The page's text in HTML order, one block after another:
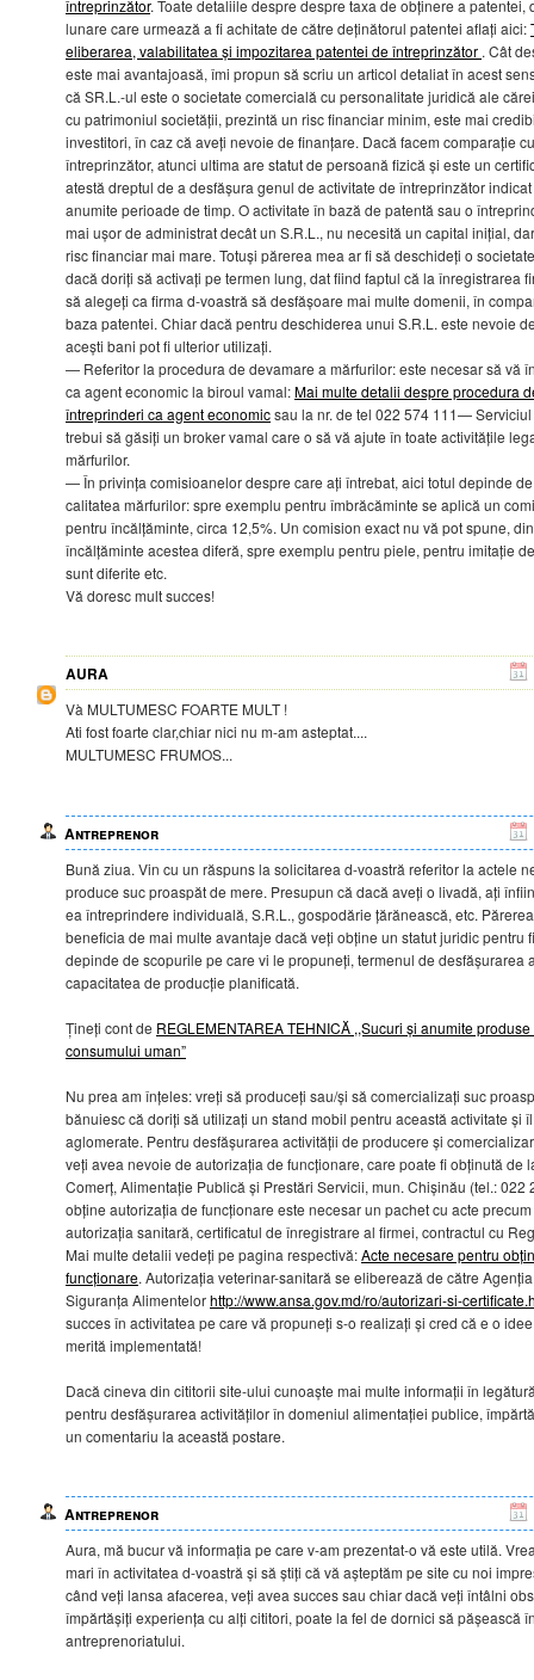
întreprinzător. Toate detaliile despre despre taxa de obținere a patentei,
lunare care urmează a fi achitate de către deținătorul patentei aflați aici:
eliberarea, valabilitatea și impozitarea patentei de întreprinzător . Cât
este mai avantajoasă, îmi propun să scriu un articol detaliat în acest
că SR.L.-ul este o societate comercială cu personalitate juridică ale
cu patrimoniul societății, prezintă un risc financiar minim, este mai
investitori, în caz că aveți nevoie de finanțare. Dacă facem comparație
întreprinzător, atunci ultima are statut de persoană fizică și este un
atestă dreptul de a desfășura genul de activitate de întreprinzător
anumite perioade de timp. O activitate în bază de patentă sau o
mai ușor de administrat decât un S.R.L., nu necesită un capital inițial,
risc financiar mai mare. Totuși părerea mea ar fi să deschideți o
dacă doriți să activați pe termen lung, dat fiind faptul că la înregistrarea
să alegeți ca firma d-voastră să desfășoare mai multe domenii, în
baza patentei. Chiar dacă pentru deschiderea unui S.R.L. este nevoie
acești bani pot fi ulterior utilizați.
— Referitor la procedura de devamare a mărfurilor: este necesar să vă
ca agent economic la biroul vamal:Mai multe detalii despre procedura
întreprinderi ca agent economicsau la nr. de tel 022 574 111— Serviciul
trebui să găsiți un broker vamal care o să vă ajute în toate activitățile
mărfurilor.
— În privința comisioanelor despre care ați întrebat, aici totul depinde
calitatea mărfurilor: spre exemplu pentru îmbrăcăminte se aplică un
pentru încălțăminte, circa 12,5%. Un comision exact nu vă pot spune,
încălțăminte acestea diferă, spre exemplu pentru piele, pentru imitație
sunt diferite etc.
Vă doresc mult succes!
AURA
Và MULTUMESC FOARTE MULT !
Ati fost foarte clar,chiar nici nu m-am asteptat....
MULTUMESC FRUMOS...
Antreprenor
Bună ziua. Vin cu un răspuns la solicitarea d-voastră referitor la actele
produce suc proaspăt de mere. Presupun că dacă aveți o livadă, ați
ea întreprindere individuală, S.R.L., gospodărie țărănească, etc.
beneficia de mai multe avantaje dacă veți obține un statut juridic pentru
depinde de scopurile pe care vi le propuneți, termenul de desfășurarea
capacitatea de producție planificată.
Țineți cont de REGLEMENTAREA TEHNICĂ ,,Sucuri și anumite
consumului uman”
Nu prea am înțeles: vreți să produceți sau/și să comercializați suc
bănuiesc că doriți să utilizați un stand mobil pentru această activitate și
aglomerate. Pentru desfășurarea activității de producere și
veți avea nevoie de autorizația de funcționare, care poate fi obținută de
Comerț, Alimentație Publică și Prestări Servicii, mun. Chișinău (tel.: 022
obține autorizația de funcționare este necesar un pachet cu acte
autorizația sanitară, certificatul de înregistrare al firmei, contractul cu
Mai multe detalii vedeți pe pagina respectivă:Acte necesare pentru
funcționare. Autorizația veterinar-sanitară se eliberează de către
Siguranța Alimentelorhttp://www.ansa.gov.md/ro/autorizari-si-
succes în activitatea pe care vă propuneți s-o realizați și cred că e o
merită implementată!
Dacă cineva din cititorii site-ului cunoaște mai multe informații în
pentru desfășurarea activităților în domeniul alimentației publice,
un comentariu la această postare.
Antreprenor
Aura, mă bucur vă informația pe care v-am prezentat-o vă este utilă.
mari în activitatea d-voastră și să știți că vă așteptăm pe site cu noi
când veți lansa afacerea, veți avea succes sau chiar dacă veți întâlni
împărtășiți experiența cu alți cititori, poate la fel de dornici să pășească
antreprenoriatului.